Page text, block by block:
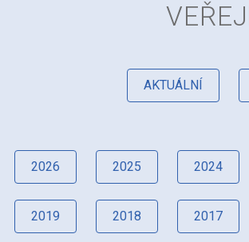
AKTUÁLNÍ
2026 2025 2024
2019 2018 2017